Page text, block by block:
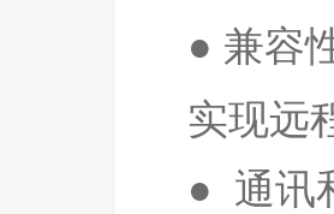
● 兼容
实现远
● 通讯